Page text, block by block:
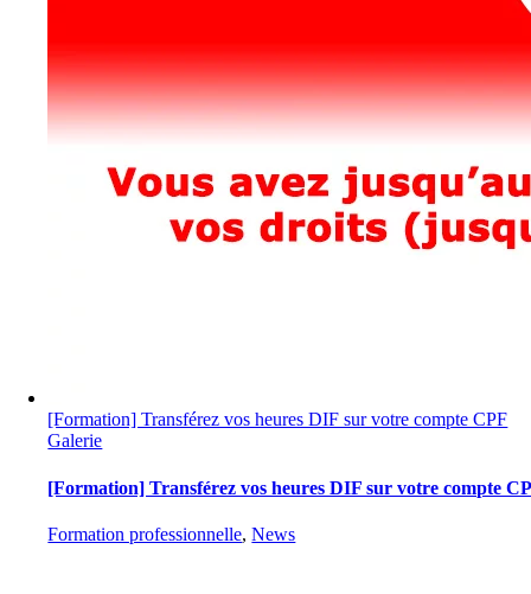
[Formation] Transférez vos heures DIF sur votre compte CPF
Galerie
[Formation] Transférez vos heures DIF sur votre compte
Formation professionnelle,News